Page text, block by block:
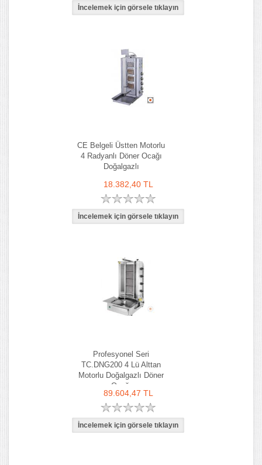
CE Belgeli Üstten Motorlu
4 Radyanlı Döner Ocağı
Doğalgazlı
18.382,40 TL
Profesyonel Seri
TC.DNG200 4 Lü Alttan
Motorlu Doğalgazlı Döner
Ocağı
89.604,47 TL